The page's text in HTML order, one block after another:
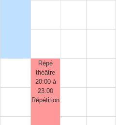
Répé
théâtre
20:00 à
23:00
Répétition